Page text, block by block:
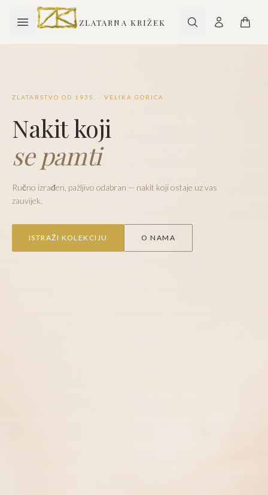
ZLATARNA KRIŽEK
ZLATARSTVO OD 1935. · VELIKA GORICA
Nakit koji
se pamti
Ručno izrađen, pažljivo odabran — nakit koji ostaje uz vas
zauvijek.
ISTRAŽI KOLEKCIJU O NAMA